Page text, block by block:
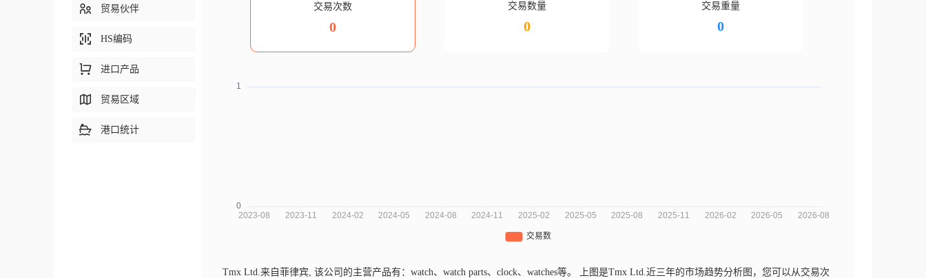
交易次数
0
交易数量
0
交易重量
0
Tmx Ltd.来自菲律宾, 该公司的主营产品有：watch、watch parts、clock、watches等。
上图是Tmx Ltd.近三年的市场趋势分析图，您可以从交易次
贸易伙伴
HS编码
进口产品
贸易区域
港口统计